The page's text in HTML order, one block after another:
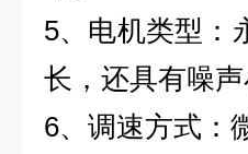
5、电机类型：
长，还具有噪声
6、调速方式：